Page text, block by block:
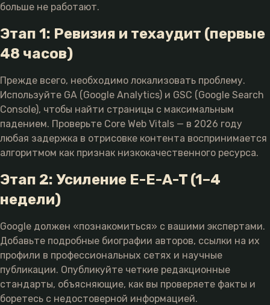
больше не работают.
Этап 1: Ревизия и техаудит (первые
48 часов)
Прежде всего, необходимо локализовать проблему.
Используйте GA (Google Analytics) и GSC (Google Search
Console), чтобы найти страницы с максимальным
падением. Проверьте Core Web Vitals — в 2026 году
любая задержка в отрисовке контента воспринимается
алгоритмом как признак низкокачественного ресурса.
Этап 2: Усиление E-E-A-T (1–4
недели)
Google должен «познакомиться» с вашими экспертами.
Добавьте подробные биографии авторов, ссылки на их
профили в профессиональных сетях и научные
публикации. Опубликуйте четкие редакционные
стандарты, объясняющие, как вы проверяете факты и
боретесь с недостоверной информацией.